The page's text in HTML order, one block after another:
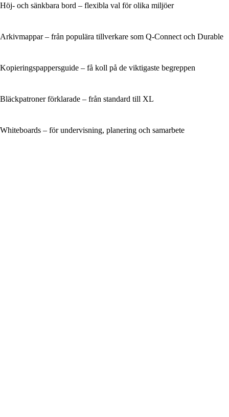
Höj- och sänkbara bord – flexibla val för olika miljöer
Arkivmappar – från populära tillverkare som Q-Connect och Durable
Kopieringspappersguide – få koll på de viktigaste begreppen
Bläckpatroner förklarade – från standard till XL
Whiteboards – för undervisning, planering och samarbete